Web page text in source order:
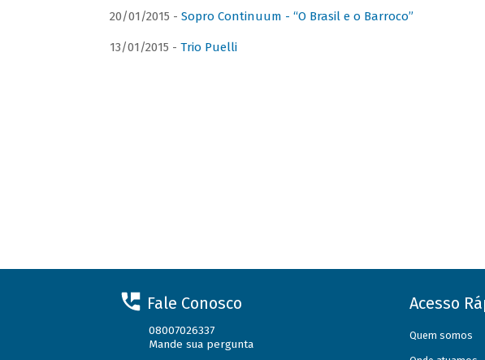
20/01/2015 - Sopro Continuum - “O Brasil e o Barroco”
13/01/2015 - Trio Puelli
Fale Conosco
08007026337
Mande sua pergunta
Acesso
Quem somos